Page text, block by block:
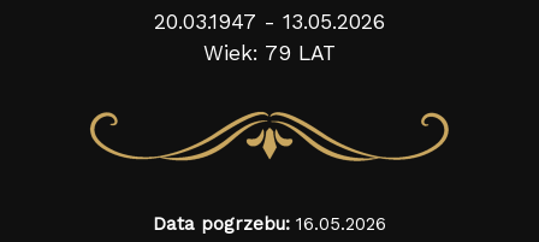
20.03.1947 - 13.05.2026
Wiek: 79 LAT
Data pogrzebu: 16.05.2026